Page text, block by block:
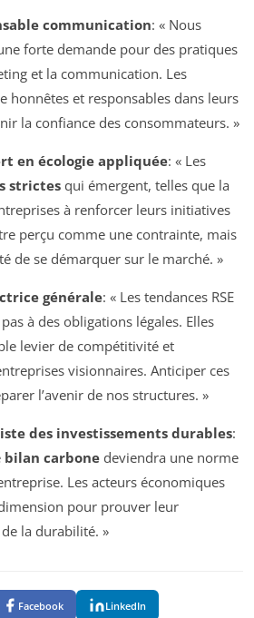
communication: « Nous
forte demande pour des pratiques
et la communication. Les
honnêtes et responsables dans leurs
la confiance des consommateurs. »
en écologie appliquée: « Les
strictes qui émergent, telles que la
à renforcer leurs initiatives
perçu comme une contrainte, mais
de se démarquer sur le marché. »
générale: « Les tendances RSE
à des obligations légales. Elles
levier de compétitivité et
visionnaires. Anticiper ces
l’avenir de nos structures. »
des investissements durables:
bilan carbone deviendra une norme
Les acteurs économiques
pour prouver leur
la durabilité. »
Facebook LinkedIn